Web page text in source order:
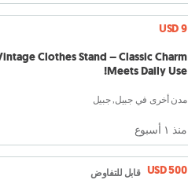
USD 9
Clothes Stand – Classic Charm
Meets Daily Use!
مدن أخرى في جبيل, جبيل
منذ ١ أسبوع
USD 500 قابل للتفاوض